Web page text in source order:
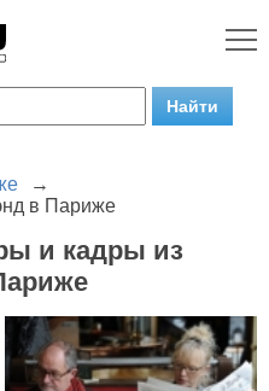
→
в Париже
и кадры из